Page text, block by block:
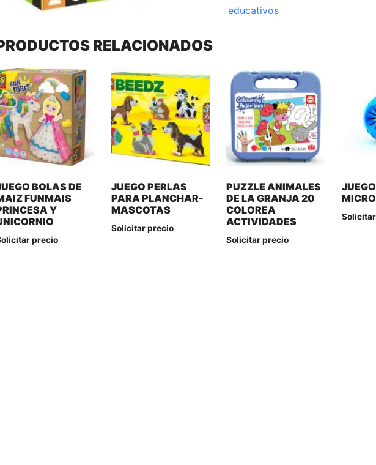
educativos
RELACIONADOS
BOLAS DE
FUNMAIS
Y
precio
JUEGO PERLAS
PARA PLANCHAR-
MASCOTAS
Solicitar precio
PUZZLE ANIMALES
DE LA GRANJA 20
COLOREA
ACTIVIDADES
Solicitar precio